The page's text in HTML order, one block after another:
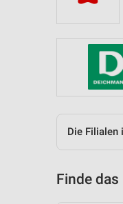
Die Filialen
Finde